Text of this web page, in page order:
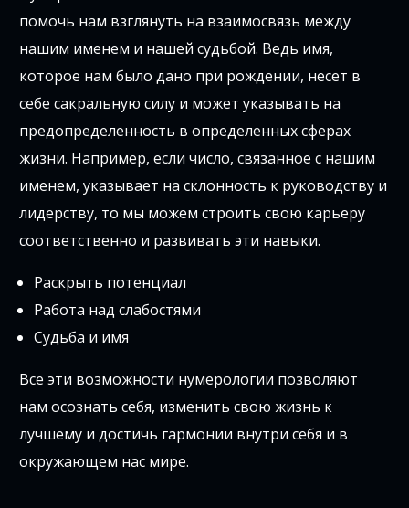
помочь нам взглянуть на взаимосвязь между
нашим именем и нашей судьбой. Ведь имя,
которое нам было дано при рождении, несет в
себе сакральную силу и может указывать на
предопределенность в определенных сферах
жизни. Например, если число, связанное с нашим
именем, указывает на склонность к руководству и
лидерству, то мы можем строить свою карьеру
соответственно и развивать эти навыки.
Раскрыть потенциал
Работа над слабостями
Судьба и имя
Все эти возможности нумерологии позволяют
нам осознать себя, изменить свою жизнь к
лучшему и достичь гармонии внутри себя и в
окружающем нас мире.